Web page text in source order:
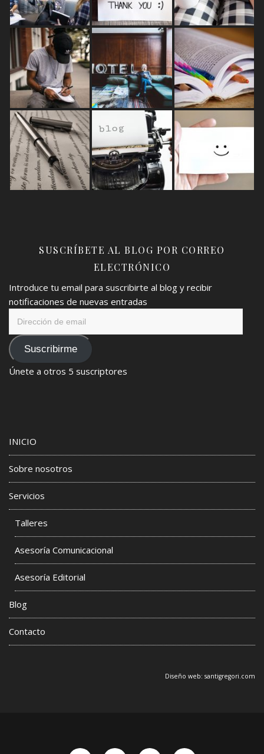
SUSCRÍBETE AL BLOG POR CORREO
ELECTRÓNICO
Introduce tu email para suscribirte al blog y recibir
notificaciones de nuevas entradas
emailSuscribirme
Únete a otros 5 suscriptores
INICIO
Sobre nosotros
Servicios
Talleres
Asesoría Comunicacional
Asesoría Editorial
Blog
Contacto
Diseño web: santigregori.com